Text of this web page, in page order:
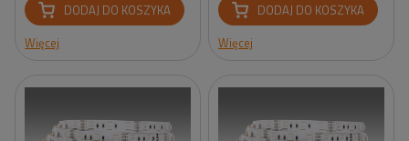
DODAJ DO KOSZYKA
Więcej
DODAJ DO KOSZYKA
Więcej